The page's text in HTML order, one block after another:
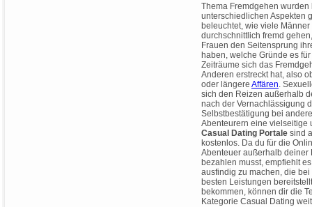
Thema Fremdgehen
unterschiedlichen Aspekten
beleuchtet, wie viele
durchschnittlich fremd
Frauen den Seitensprung
haben, welche Gründe es
Zeiträume sich das
Anderen erstreckt hat, also
oder längere Affären .
sich den Reizen außerhalb
nach der Vernachlässigung
Selbstbestätigung bei
Abenteurern eine vielseitige
Casual Dating Portale sind
kostenlos. Da du für die
Abenteuer außerhalb
bezahlen musst, empfiehlt
ausfindig zu machen, die
besten Leistungen
bekommen, können dir die
Kategorie Casual Dating